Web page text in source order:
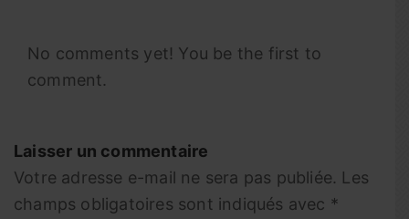
No comments yet! You be the first to
comment.
Laisser un commentaire
Votre adresse e-mail ne sera pas publiée. Les
champs obligatoires sont indiqués avec *